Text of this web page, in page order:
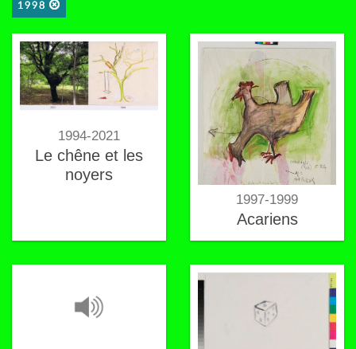
1998
1994-2021
Le chêne et les
noyers
1997-1999
Acariens